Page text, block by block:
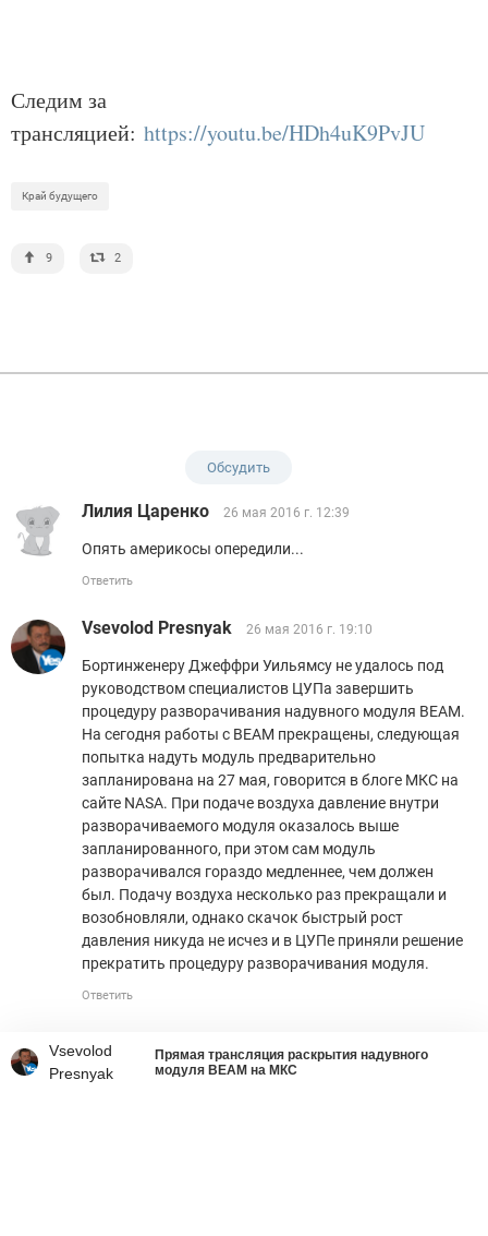
Следим за
трансляцией: https://youtu.be/HDh4uK9PvJU
Край будущего
9 2
Обсудить
Лилия Царенко 26 мая 2016 г. 12:39
Опять америкосы опередили...
Ответить
Vsevolod Presnyak 26 мая 2016 г. 19:10
Бортинженеру Джеффри Уильямсу не удалось под
руководством специалистов ЦУПа завершить
процедуру разворачивания надувного модуля BEAM.
На сегодня работы с BEAM прекращены, следующая
попытка надуть модуль предварительно
запланирована на 27 мая, говорится в блоге МКС на
сайте NASA. При подаче воздуха давление внутри
разворачиваемого модуля оказалось выше
запланированного, при этом сам модуль
разворачивался гораздо медленнее, чем должен
был. Подачу воздуха несколько раз прекращали и
возобновляли, однако скачок быстрый рост
давления никуда не исчез и в ЦУПе приняли решение
прекратить процедуру разворачивания модуля.
Ответить
Vsevolod
Presnyak
Прямая трансляция раскрытия надувного
модуля BEAM на МКС